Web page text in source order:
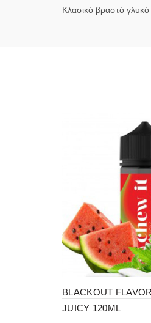
Kλασικό βραστό γλυκό
BLACKOUT
JUICY 120ML